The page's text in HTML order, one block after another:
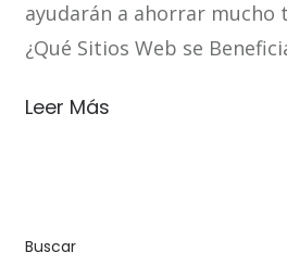
ayudarán a ahorrar mucho
¿Qué Sitios Web se
Leer Más